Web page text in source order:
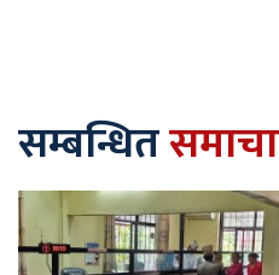
सम्बन्धित